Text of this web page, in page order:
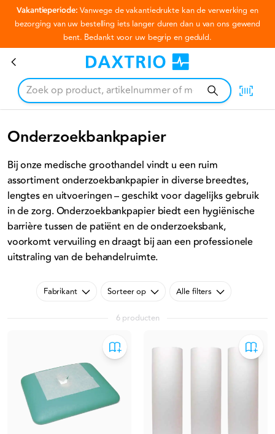
Ga naar hoofdinhoud
Vakantieperiode: Vanwege de vakantiedrukte kan de verwerking en
bezorging van uw bestelling iets langer duren dan u van ons gewend
bent. Bedankt voor uw begrip en geduld.
Onderzoekbankpapier
Onderzoekbankpapier
Bij onze medische groothandel vindt u een ruim
assortiment onderzoekbankpapier in diverse breedtes,
lengtes en uitvoeringen – geschikt voor dagelijks gebruik
in de zorg. Onderzoekbankpapier biedt een hygiënische
barrière tussen de patiënt en de onderzoeksbank,
voorkomt vervuiling en draagt bij aan een professionele
uitstraling van de behandelruimte.
Fabrikant Sorteer op Alle filters
6 producten